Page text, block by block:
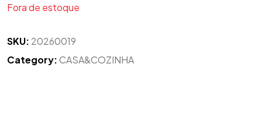
Fora de estoque
SKU: 20260019
Category:CASA&COZINHA